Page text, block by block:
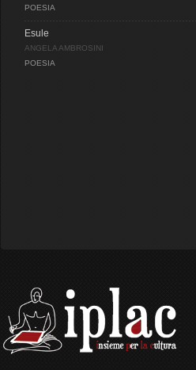
POESIA
Esule
ANGELA AMBROSINI
POESIA